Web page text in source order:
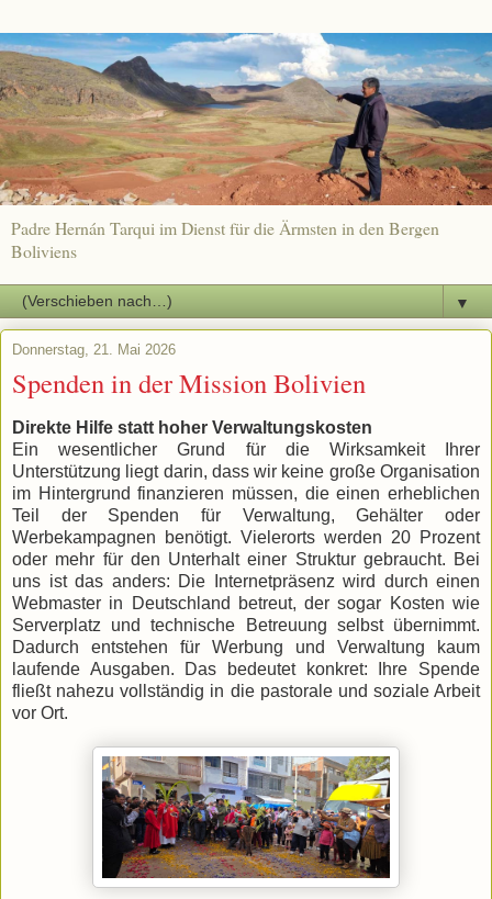
Padre Hernán Tarqui im Dienst für die Ärmsten in den Bergen
Boliviens
▼
Donnerstag, 21. Mai 2026
Spenden in der Mission Bolivien
Direkte Hilfe statt hoher Verwaltungskosten
Ein wesentlicher Grund für die Wirksamkeit Ihrer
Unterstützung liegt darin, dass wir keine große Organisation
im Hintergrund finanzieren müssen, die einen erheblichen
Teil der Spenden für Verwaltung, Gehälter oder
Werbekampagnen benötigt. Vielerorts werden 20 Prozent
oder mehr für den Unterhalt einer Struktur gebraucht. Bei
uns ist das anders: Die Internetpräsenz wird durch einen
Webmaster in Deutschland betreut, der sogar Kosten wie
Serverplatz und technische Betreuung selbst übernimmt.
Dadurch entstehen für Werbung und Verwaltung kaum
laufende Ausgaben. Das bedeutet konkret: Ihre Spende
fließt nahezu vollständig in die pastorale und soziale Arbeit
vor Ort.